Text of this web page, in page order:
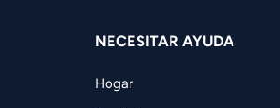
NECESITAR AYUDA
Hogar